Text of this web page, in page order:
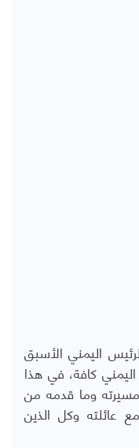
اليمني الأسبق
كافة، في هذا
مسيرته وما قدمه من
عائلته وكل الذين